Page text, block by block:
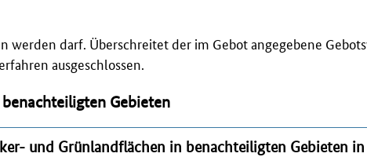
werden darf. Überschreitet der im Gebot angegebene
ausgeschlossen.
Gebieten
und Grünlandflächen in benachteiligten Gebieten